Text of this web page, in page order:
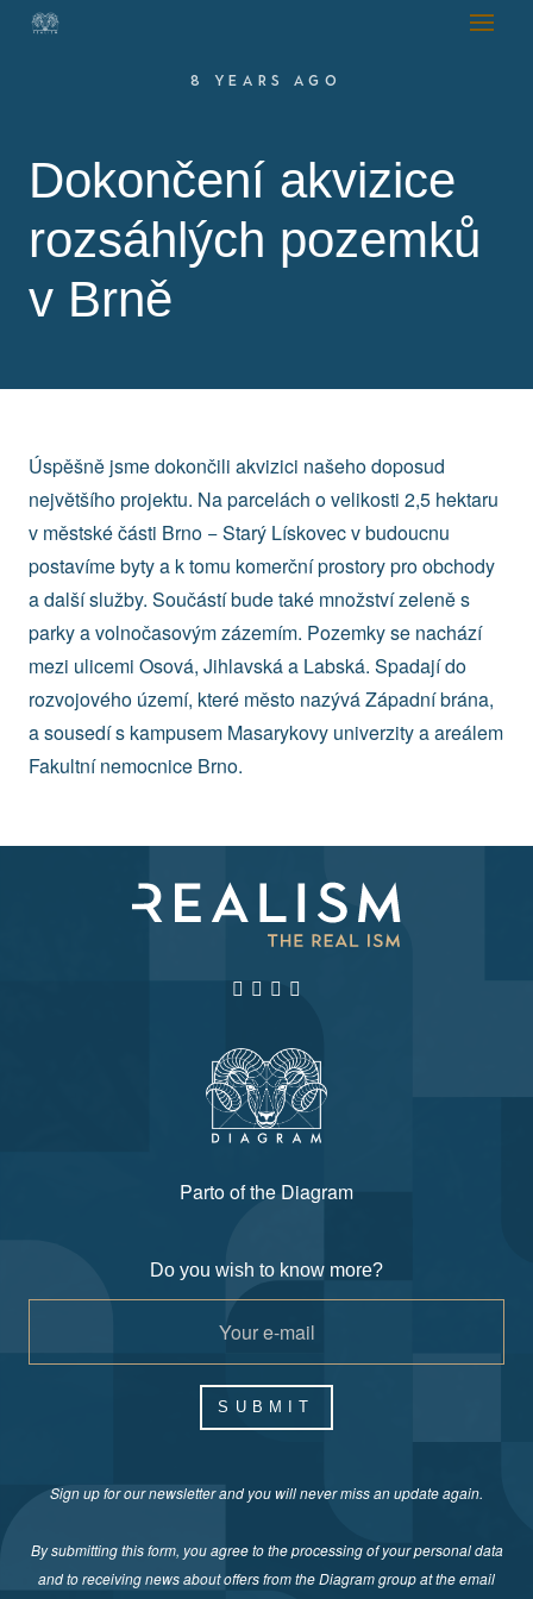
8 YEARS AGO
Dokončení akvizice
rozsáhlých pozemků
v Brně
Úspěšně jsme dokončili akvizici našeho doposud
největšího projektu. Na parcelách o velikosti 2,5 hektaru
v městské části Brno − Starý Lískovec v budoucnu
postavíme byty a k tomu komerční prostory pro obchody
a další služby. Součástí bude také množství zeleně s
parky a volnočasovým zázemím. Pozemky se nachází
mezi ulicemi Osová, Jihlavská a Labská. Spadají do
rozvojového území, které město nazývá Západní brána,
a sousedí s kampusem Masarykovy univerzity a areálem
Fakultní nemocnice Brno.
Parto of the Diagram
Do you wish to know more?
SUBMIT
Sign up for our newsletter and you will never miss an update again.
By submitting this form, you agree to the processing of your personal data
and to receiving news about offers from the Diagram group at the email